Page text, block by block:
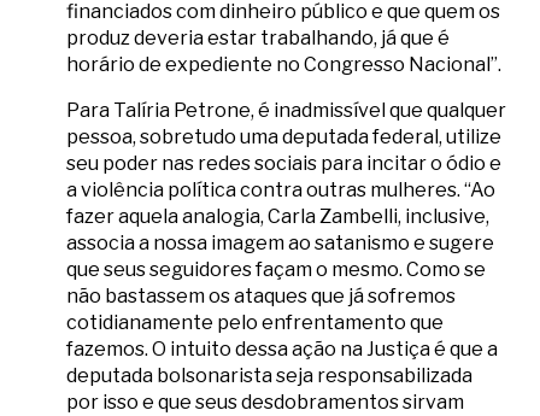
financiados com dinheiro público e que quem os
produz deveria estar trabalhando, já que é
horário de expediente no Congresso Nacional”.
Para Talíria Petrone, é inadmissível que qualquer
pessoa, sobretudo uma deputada federal, utilize
seu poder nas redes sociais para incitar o ódio e
a violência política contra outras mulheres. “Ao
fazer aquela analogia, Carla Zambelli, inclusive,
associa a nossa imagem ao satanismo e sugere
que seus seguidores façam o mesmo. Como se
não bastassem os ataques que já sofremos
cotidianamente pelo enfrentamento que
fazemos. O intuito dessa ação na Justiça é que a
deputada bolsonarista seja responsabilizada
por isso e que seus desdobramentos sirvam